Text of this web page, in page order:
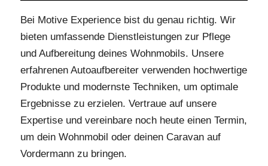
Bei Motive Experience bist du genau richtig. Wir
bieten umfassende Dienstleistungen zur Pflege
und Aufbereitung deines Wohnmobils. Unsere
erfahrenen Autoaufbereiter verwenden hochwertige
Produkte und modernste Techniken, um optimale
Ergebnisse zu erzielen. Vertraue auf unsere
Expertise und vereinbare noch heute einen Termin,
um dein Wohnmobil oder deinen Caravan auf
Vordermann zu bringen.